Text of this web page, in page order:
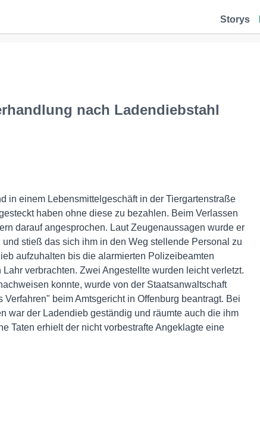
Storys
nach Ladendiebstahl
in einem Lebensmittelgeschäft in der Tiergartenstraße
haben ohne diese zu bezahlen. Beim Verlassen
darauf angesprochen. Laut Zeugenaussagen wurde er
stieß das sich ihm in den Weg stellende Personal zu
aufzuhalten bis die alarmierten Polizeibeamten
verbrachten. Zwei Angestellte wurden leicht verletzt.
konnte, wurde von der Staatsanwaltschaft
beim Amtsgericht in Offenburg beantragt. Bei
war der Ladendieb geständig und räumte auch die ihm
Taten erhielt der nicht vorbestrafte Angeklagte eine